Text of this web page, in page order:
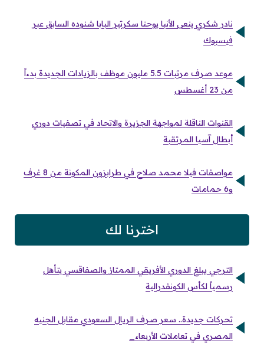
نادر شكري ينعى الأنبا يوحنا سكرتير البابا شنوده السابق عبر
فيسبوك
موعد صرف مرتبات 5.5 مليون موظف بالزيادات الجديدة بدءاً
من 23 أغسطس
القنوات الناقلة لمواجهة الجزيرة والاتحاد في تصفيات دوري
أبطال آسيا المرتقبة
مواصفات فيلا محمد صلاح في طرابزون المكونة من 8 غرف
و6 حمامات
اخترنا لك
الترجي يبلغ الدوري الأفريقي الممتاز والصفاقسي يتأهل
رسمياً لكأس الكونفدرالية
تحركات جديدة.. سعر صرف الريال السعودي مقابل الجنيه
المصري في تعاملات الأربعاء_